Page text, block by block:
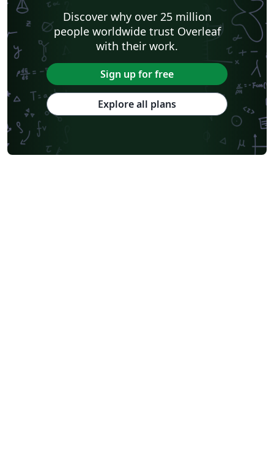
Discover why over 25 million
people worldwide trust Overleaf
with their work.
Sign up for free
Explore all plans